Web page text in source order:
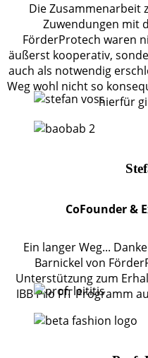
Die Zusammenarbeit
Zuwendungen mit
FörderProtech waren
äußerst kooperativ,
auch als notwendig
Weg wohl nicht so
hierfür
CoFounder &
Ein langer Weg...
Barnickel von
Unterstützung zum
IBB Pro FIT Programm